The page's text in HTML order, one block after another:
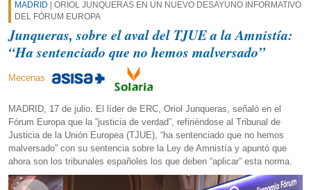
MADRID | ORIOL JUNQUERAS EN UN NUEVO DESAYUNO INFORMATIVO
DEL FÓRUM EUROPA
Junqueras, sobre el aval del TJUE a la Amnistía:
“Ha sentenciado que no hemos malversado”
Mecenas
MADRID, 17 de julio. El líder de ERC, Oriol Junqueras, señaló en el
Fórum Europa que la “justicia de verdad”, refiriéndose al Tribunal de
Justicia de la Unión Europea (TJUE), “ha sentenciado que no hemos
malversado” con su sentencia sobre la Ley de Amnistía y apuntó que
ahora son los tribunales españoles los que deben “aplicar” esta norma.